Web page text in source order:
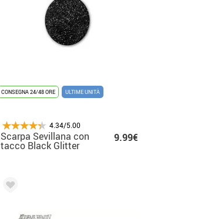
CONSEGNA 24/48 ORE ULTIME UNITÀ
4.34/5.00
Scarpa Sevillana con
tacco Black Glitter
9.99€